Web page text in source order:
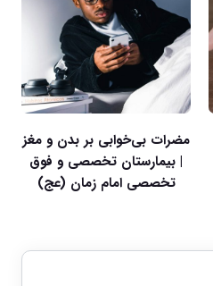
مضرات بی‌خوابی بر بدن و مغز
| بیمارستان تخصصی و فوق
تخصصی امام زمان (عج)